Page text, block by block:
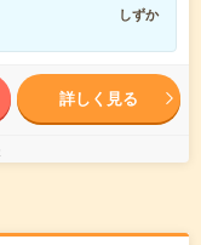
しずか
詳しく見る